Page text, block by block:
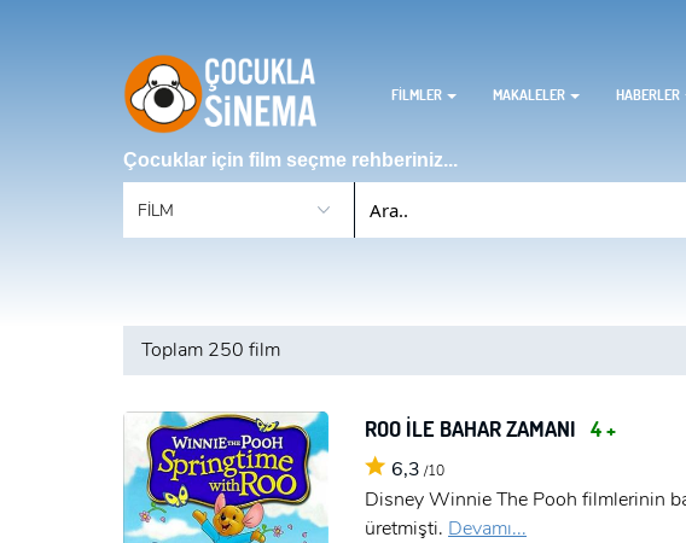
FİLMLER MAKALELER HABERLER
Çocuklar için film seçme rehberiniz...
Toplam 250 film
ROO İLE BAHAR ZAMANI 4 +
6,3 /10
Disney Winnie The Pooh filmlerinin
üretmişti. Devamı...